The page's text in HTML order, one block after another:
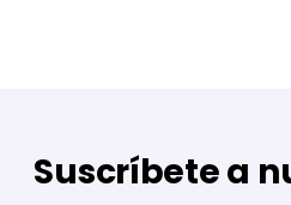
Suscríbete a